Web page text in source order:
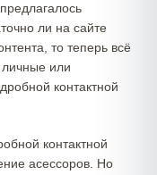
ли на сайте
то теперь всё
личные или
контактной
контактной
асессоров. Но